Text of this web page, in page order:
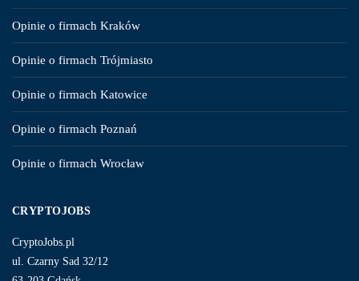
Opinie o firmach Kraków
Opinie o firmach Trójmiasto
Opinie o firmach Katowice
Opinie o firmach Poznań
Opinie o firmach Wrocław
CRYPTOJOBS
CryptoJobs.pl
ul. Czarny Sad 32/12